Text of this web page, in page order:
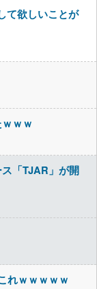
て欲しいことが
ｗｗ
「TJAR」が開
れｗｗｗｗｗ